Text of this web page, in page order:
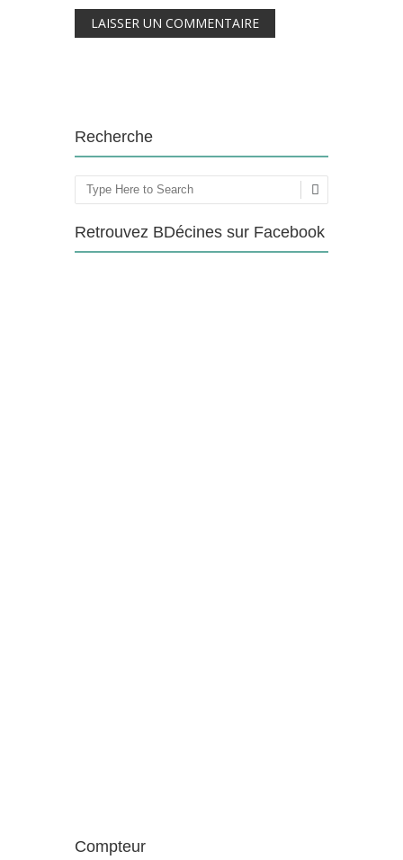
Recherche
Rechercher
Retrouvez BDécines sur Facebook
Compteur